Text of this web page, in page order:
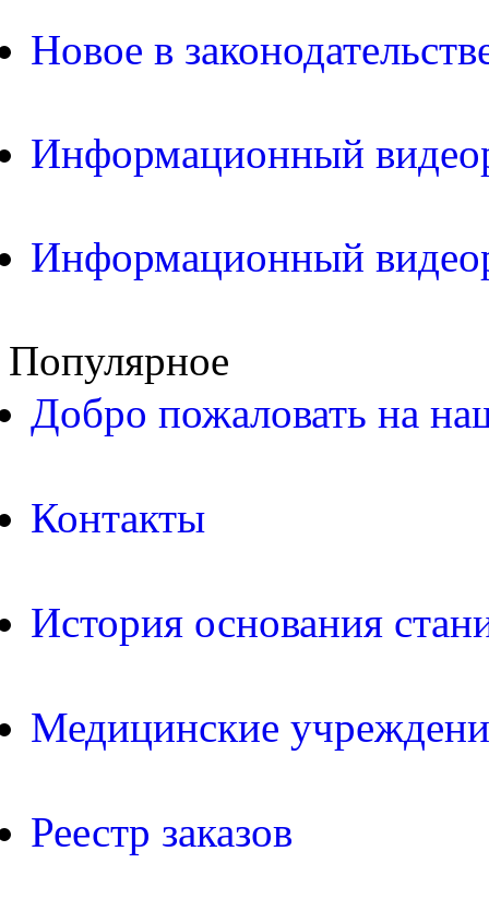
Новое в
Информационный
Информационный
Популярное
Добро пожаловать на
Контакты
История основания
Медицинские
Реестр заказов